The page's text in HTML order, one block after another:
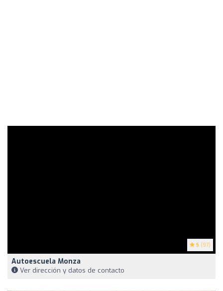
5 (97)
Autoescuela Monza
Ver dirección y datos de contacto